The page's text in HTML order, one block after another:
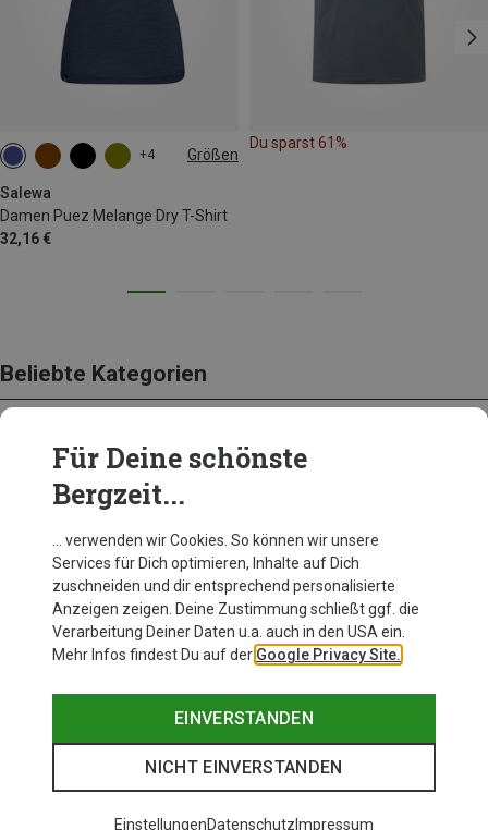
+4 Größen
Salewa
Damen Puez Melange Dry T-Shirt
32,16 €
M L XL XXL
Du sparst 61%
Beliebte Kategorien
BEKLEIDUNG
Für Deine schönste
Bergzeit...
… verwenden wir Cookies. So können wir unsere
Services für Dich optimieren, Inhalte auf Dich
zuschneiden und dir entsprechend personalisierte
Anzeigen zeigen. Deine Zustimmung schließt ggf. die
Verarbeitung Deiner Daten u.a. auch in den USA ein.
Mehr Infos findest Du auf der Google Privacy Site.
EINVERSTANDEN
NICHT EINVERSTANDEN
EinstellungenDatenschutz Impressum